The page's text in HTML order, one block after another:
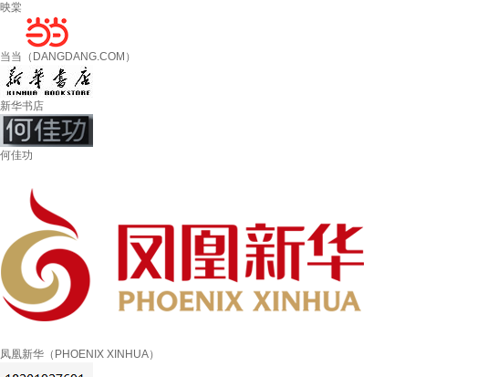
映棠
当当（DANGDANG.COM）
新华书店
何佳功
凤凰新华（PHOENIX XINHUA）